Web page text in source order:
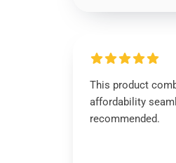
This product
affordability
recommended.